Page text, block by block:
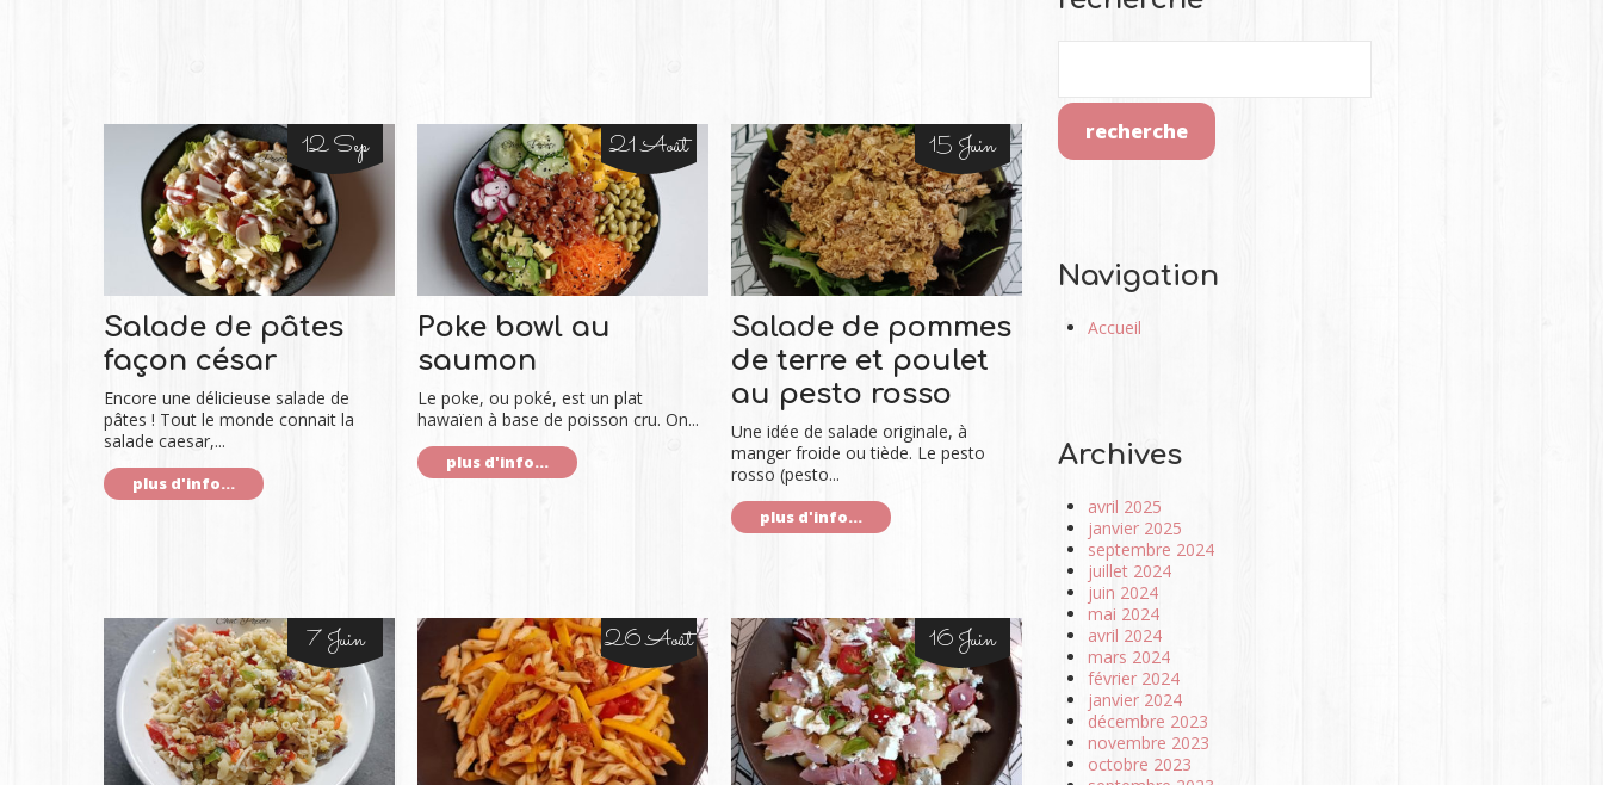
12 Sep
Salade de pâtes
façon césar
Encore une délicieuse salade de
pâtes ! Tout le monde connait la
salade caesar,...
plus d'info...
21 Août
Poke bowl au
saumon
Le poke, ou poké, est un plat
hawaïen à base de poisson cru. On...
plus d'info...
15 Juin
Salade de pommes
de terre et poulet
au pesto rosso
Une idée de salade originale, à
manger froide ou tiède. Le pesto
rosso (pesto...
plus d'info...
7 Juin 26 Août 16 Juin
Navigation
Accueil
Archives
avril 2025
janvier 2025
septembre 2024
juillet 2024
juin 2024
mai 2024
avril 2024
mars 2024
février 2024
janvier 2024
décembre 2023
novembre 2023
octobre 2023